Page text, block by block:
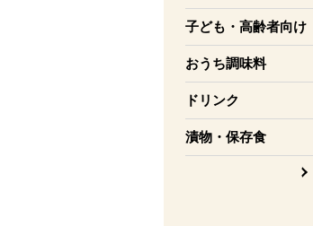
子ども・高齢者向け
を開く
おうち調味料
を開く
ドリンク
を開く
漬物・保存食
を開く